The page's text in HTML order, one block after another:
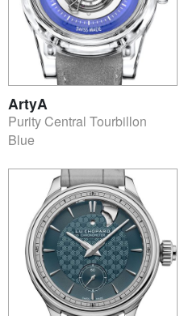
ArtyA
Purity Central Tourbillon
Blue